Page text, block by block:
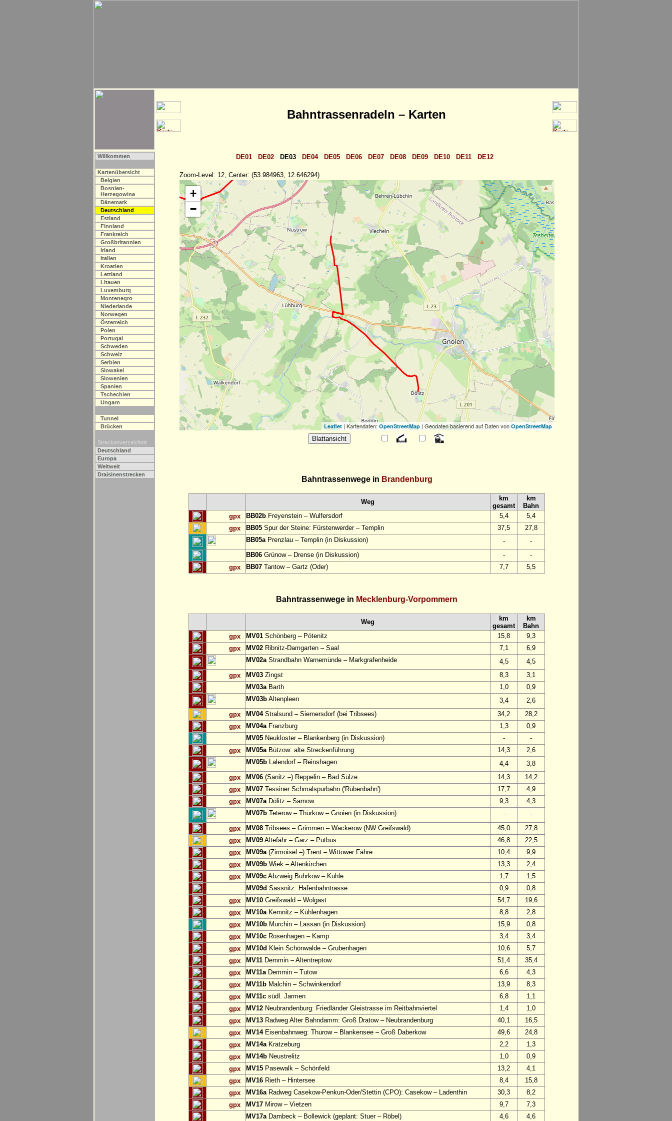
Bahntrassenradeln – Karten
Willkommen
Kartenübersicht
Belgien
Bosnien-
Herzegowina
Dänemark
Deutschland
Estland
Finnland
Frankreich
Großbritannien
Irland
Italien
Kroatien
Lettland
Litauen
Luxemburg
Montenegro
Niederlande
Norwegen
Österreich
Polen
Portugal
Schweden
Schweiz
Serbien
Slowakei
Slowenien
Spanien
Tschechien
Ungarn
Tunnel
Brücken
Streckenverzeichnis
Deutschland
Europa
Weltweit
Draisinenstrecken
DE01 DE02 DE03 DE04 DE05 DE06 DE07 DE08 DE09 DE10 DE11 DE12
Zoom-Level: 12, Center: (53.984963, 12.646294)
+
−
Leaflet| Kartendaten: OpenStreetMap| Geodaten basierend auf Daten von OpenStreetMap
Bahntrassenwege in Brandenburg
Weg
km
gesamt
km
Bahn
gpx
BB02b Freyenstein – Wulfersdorf 5,4
5,4
gpx
BB05 Spur der Steine: Fürstenwerder – Templin 37,5
27,8
BB05aPrenzlau – Templin (in Diskussion) -
-
BB06 Grünow – Drense (in Diskussion) -
-
gpx
BB07 Tantow – Gartz (Oder) 7,7 5,5
Bahntrassenwege in Mecklenburg-Vorpommern
Weg
km
gesamt
km
Bahn
gpx
MV01 Schönberg – Pötenitz 15,8
9,3
gpx
MV02 Ribnitz-Damgarten – Saal 7,1
6,9
MV02aStrandbahn Warnemünde – Markgrafenheide 4,5
4,5
gpx
MV03 Zingst 8,3
3,1
MV03aBarth 1,0
0,9
MV03b Altenpleen 3,4
2,6
gpx
MV04Stralsund – Siemersdorf (bei Tribsees) 34,2
28,2
gpx
MV04aFranzburg 1,3
0,9
MV05 Neukloster – Blankenberg (in Diskussion) -
-
gpx
MV05aBützow: alte Streckenführung 14,3
2,6
MV05b Lalendorf – Reinshagen 4,4
3,8
gpx
MV06 (Sanitz –) Reppelin – Bad Sülze 14,3
14,2
gpx
MV07 Tessiner Schmalspurbahn ('Rübenbahn') 17,7
4,9
gpx
MV07aDölitz – Samow 9,3
4,3
MV07b Teterow – Thürkow – Gnoien (in Diskussion) -
-
gpx
MV08 Tribsees – Grimmen – Wackerow (NW Greifswald) 45,0
27,8
gpx
MV09 Altefähr – Garz – Putbus 46,8
22,5
gpx
MV09a(Zirmoisel –) Trent – Wittower Fähre 10,4
9,9
gpx
MV09b Wiek – Altenkirchen 13,3
2,4
gpx
MV09c Abzweig Buhrkow – Kuhle 1,7
1,5
MV09d Sassnitz: Hafenbahntrasse 0,9
0,8
gpx
MV10 Greifswald – Wolgast 54,7
19,6
gpx
MV10aKemnitz – Kühlenhagen 8,8
2,8
gpx
MV10b Murchin – Lassan (in Diskussion) 15,9
0,8
gpx
MV10c Rosenhagen – Kamp 3,4
3,4
gpx
MV10d Klein Schönwalde – Grubenhagen 10,6
5,7
gpx
MV11 Demmin – Altentreptow 51,4
35,4
gpx
MV11aDemmin – Tutow 6,6
4,3
gpx
MV11b Malchin – Schwinkendorf 13,9
8,3
gpx
MV11c südl. Jarmen 6,8
1,1
gpx
MV12 Neubrandenburg: Friedländer Gleistrasse im Reitbahnviertel 1,4
1,0
gpx
MV13 Radweg Alter Bahndamm: Groß Dratow – Neubrandenburg 40,1
16,5
gpx
MV14Eisenbahnweg: Thurow – Blankensee – Groß Daberkow 49,6
24,8
gpx
MV14aKratzeburg 2,2
1,3
gpx
MV14b Neustrelitz 1,0
0,9
gpx
MV15 Pasewalk – Schönfeld 13,2
4,1
gpx
MV16 Rieth – Hintersee 8,4
15,8
gpx
MV16aRadweg Casekow-Penkun-Oder/Stettin (CPO): Casekow – Ladenthin 30,3
8,2
gpx
MV17 Mirow – Vietzen 9,7
7,3
MV17aDambeck – Bollewick (geplant: Stuer – Röbel) 4,6 4,6